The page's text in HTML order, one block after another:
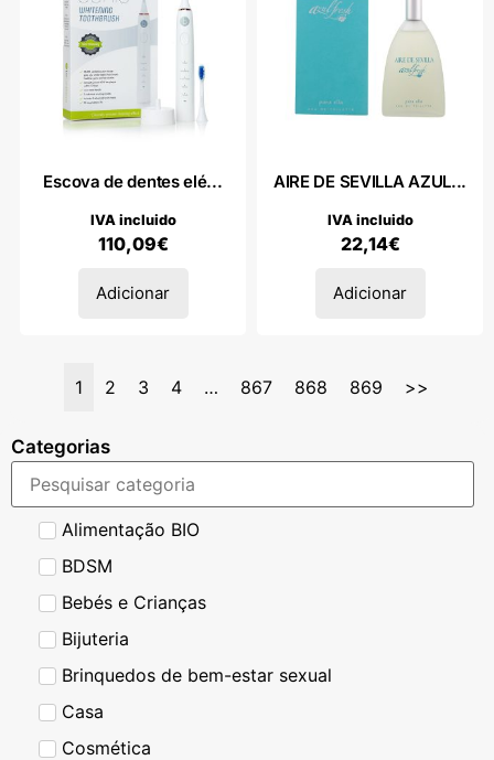
Categorias
Alimentação BIO
BDSM
Bebés e Crianças
Bijuteria
Brinquedos de bem-estar sexual
Casa
Cosmética
Escova de dentes elé...
110,09€
IVA incluido
Adicionar
AIRE DE SEVILLA AZUL...
22,14€
IVA incluido
Adicionar
1 2 3 4 … 867 868 869 >>